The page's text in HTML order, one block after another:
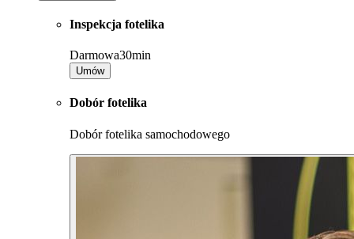
Inspekcja fotelika
Darmowa30min
Umów
Dobór fotelika
Dobór fotelika samochodowego